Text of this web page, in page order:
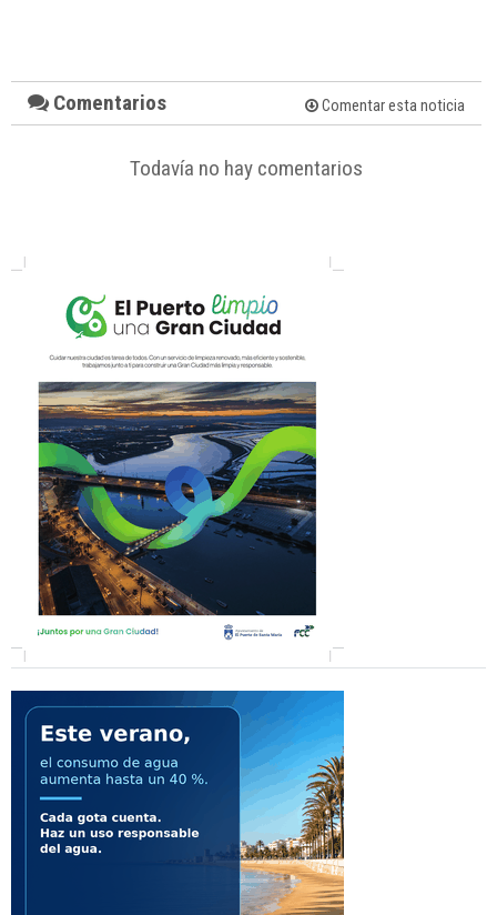
Comentarios Comentar esta noticia
Todavía no hay comentarios